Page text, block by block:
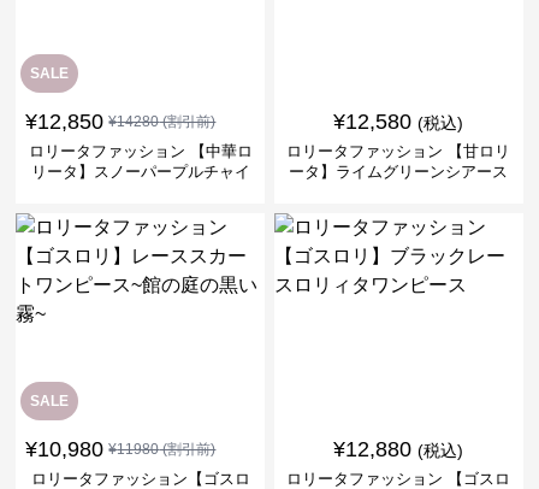
SALE
¥12,850 ¥14280(割引前)
ロリータファッション 【中華ロ
リータ】スノーパープルチャイ
¥12,580 (税込)
ロリータファッション 【甘ロリ
ータ】ライムグリーンシアース
SALE
¥10,980 ¥11980(割引前)
ロリータファッション【ゴスロ
¥12,880 (税込)
ロリータファッション 【ゴスロ